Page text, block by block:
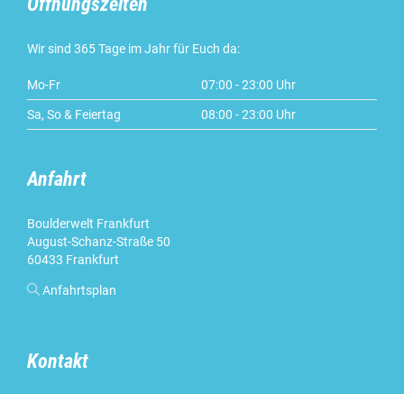
Wir sind 365 Tage im Jahr für Euch da:
Mo-Fr 07:00 - 23:00 Uhr
Sa, So & Feiertag 08:00 - 23:00 Uhr
Anfahrt
Boulderwelt Frankfurt
August-Schanz-Straße 50
60433 Frankfurt
 Anfahrtsplan
Kontakt